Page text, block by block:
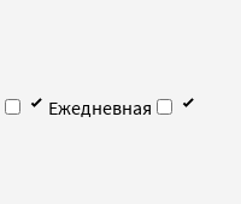
Ежедневная